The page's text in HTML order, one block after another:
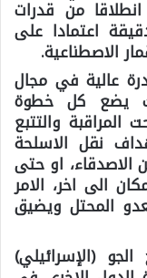
من قدرات
اعتمادا على
الاصطناعية.
عالية في مجال
يضع كل خطوة
والتتبع
نقل الاسلحة
الاصدقاء، او حتى
الى اخر، الامر
المحتل ويضيق
(الإسرائيلي)